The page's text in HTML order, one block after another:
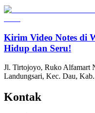
Kirim Video Notes di
Hidup dan Seru!
Jl. Tirtojoyo, Ruko Alfamart
Landungsari, Kec. Dau,
Kontak